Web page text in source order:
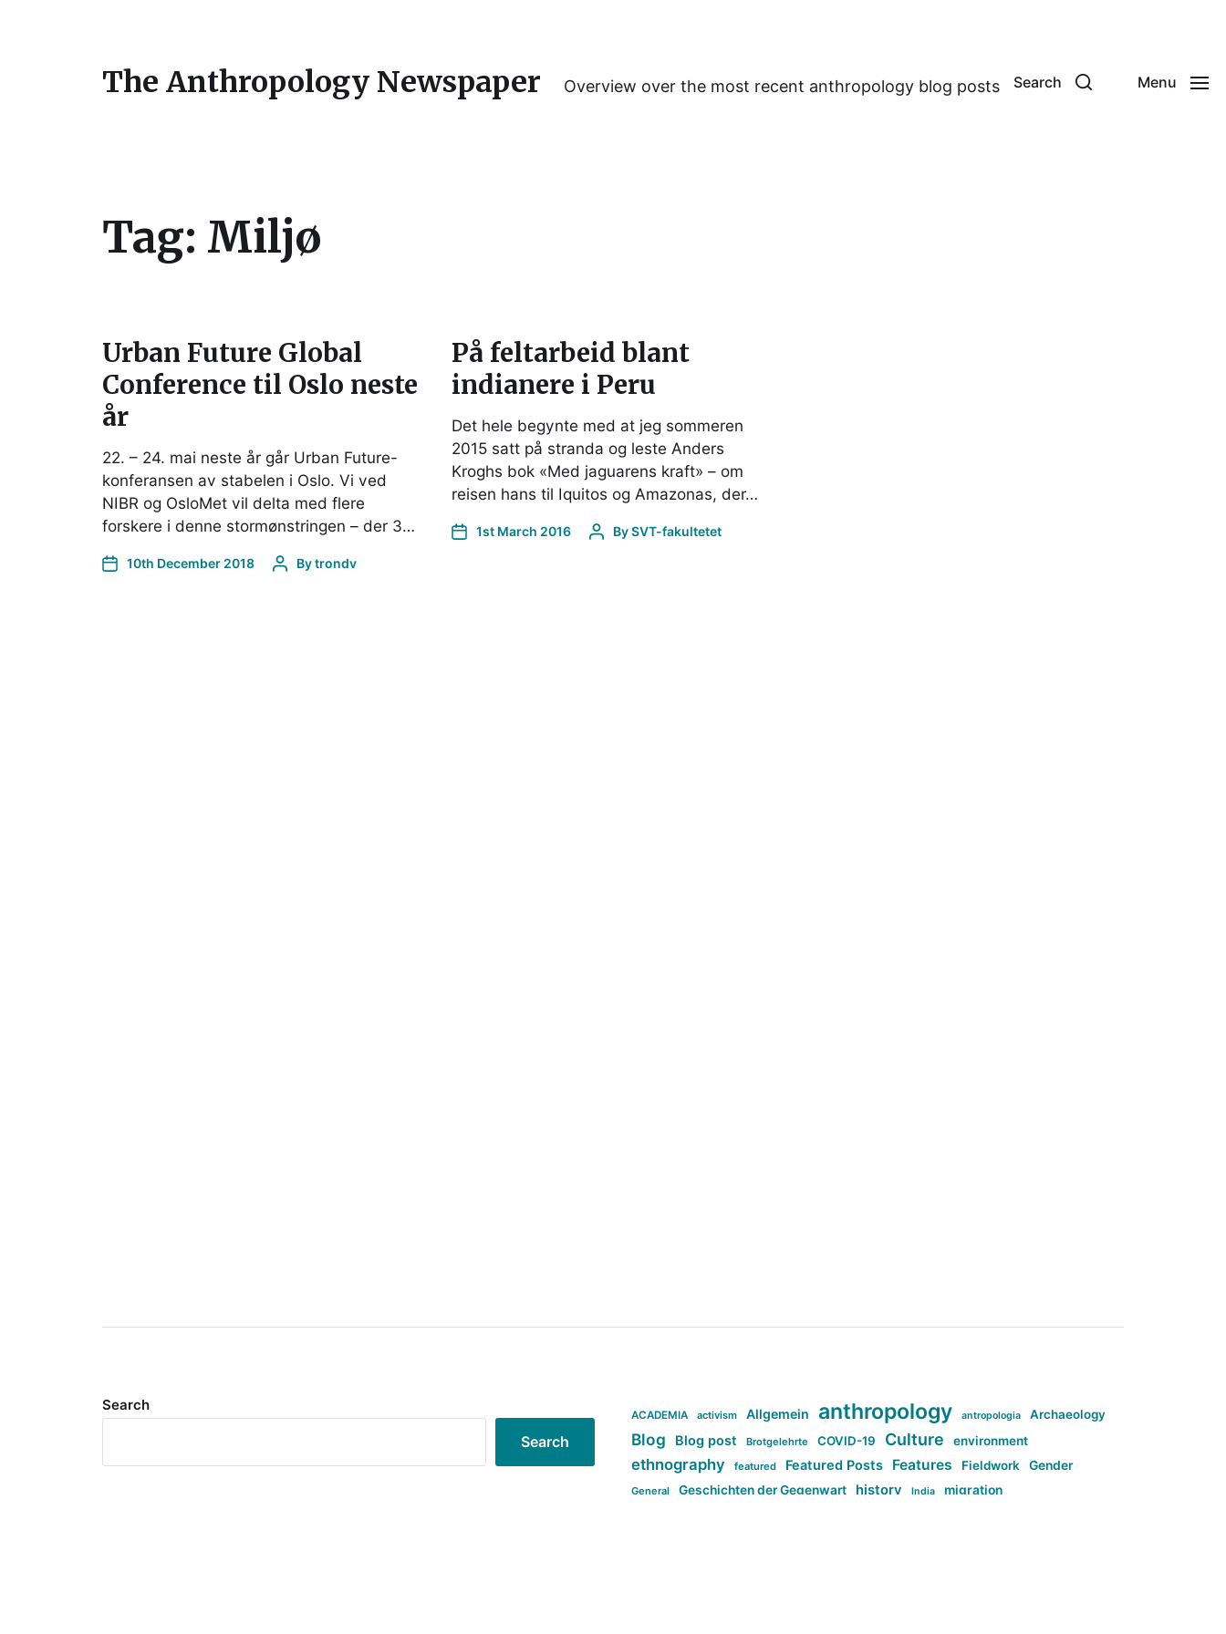
The Anthropology Newspaper Overview over the most recent anthropology blog posts Search Menu
Tag: Miljø
Urban Future Global
Conference til Oslo neste
år
22. – 24. mai neste år går Urban Future-
konferansen av stabelen i Oslo. Vi ved
NIBR og OsloMet vil delta med flere
forskere i denne stormønstringen – der 3…
10th December 2018 Bytrondv
På feltarbeid blant
indianere i Peru
Det hele begynte med at jeg sommeren
2015 satt på stranda og leste Anders
Kroghs bok «Med jaguarens kraft» – om
reisen hans til Iquitos og Amazonas, der…
1st March 2016 BySVT-fakultetet
Search
Search
ACADEMIA activism Allgemein anthropology antropologia Archaeology
Blog Blog post Brotgelehrte COVID-19 Culture environment
ethnography featured Featured Posts Features Fieldwork Gender
General Geschichten der Gegenwart history India migration